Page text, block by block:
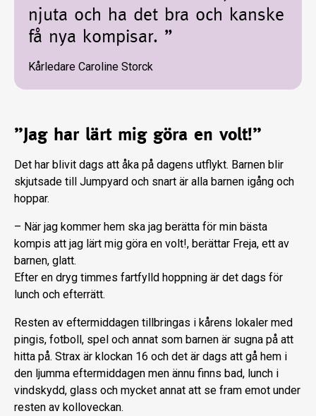
njuta och ha det bra och kanske
få nya kompisar. ”
Kårledare Caroline Storck
”Jag har lärt mig göra en volt!”
Det har blivit dags att åka på dagens utflykt. Barnen blir
skjutsade till Jumpyard och snart är alla barnen igång och
hoppar.
– När jag kommer hem ska jag berätta för min bästa
kompis att jag lärt mig göra en volt!, berättar Freja, ett av
barnen, glatt.
Efter en dryg timmes fartfylld hoppning är det dags för
lunch och efterrätt.
Resten av eftermiddagen tillbringas i kårens lokaler med
pingis, fotboll, spel och annat som barnen är sugna på att
hitta på. Strax är klockan 16 och det är dags att gå hem i
den ljumma eftermiddagen men ännu finns bad, lunch i
vindskydd, glass och mycket annat att se fram emot under
resten av kolloveckan.